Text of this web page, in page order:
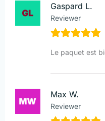
Gaspard L.
Reviewer
Le paquet est
Max W.
Reviewer